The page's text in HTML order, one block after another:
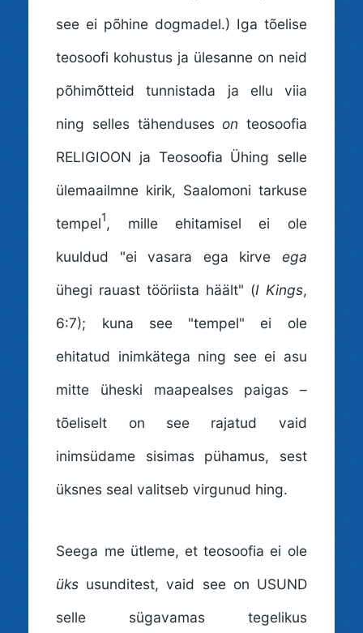
see ei põhine dogmadel.) Iga tõelise
teosoofi kohustus ja ülesanne on neid
põhimõtteid tunnistada ja ellu viia
ning selles tähenduseson teosoofia
RELIGIOON ja Teosoofia Ühing selle
ülemaailmne kirik, Saalomoni tarkuse
tempel1, mille ehitamisel ei ole
kuuldud "ei vasara ega kirve ega
ühegi rauast tööriista häält" (I Kings,
6:7); kuna see "tempel" ei ole
ehitatud inimkätega ning see ei asu
mitte üheski maapealses paigas –
tõeliselt on see rajatud vaid
inimsüdame sisimas pühamus, sest
üksnes seal valitseb virgunud hing.
Seega me ütleme, et teosoofia ei ole
üks usunditest, vaid see on USUND
selle sügavamas tegelikus